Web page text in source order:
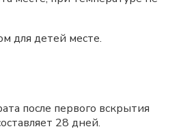
для детей месте.
после первого вскрытия
28 дней.